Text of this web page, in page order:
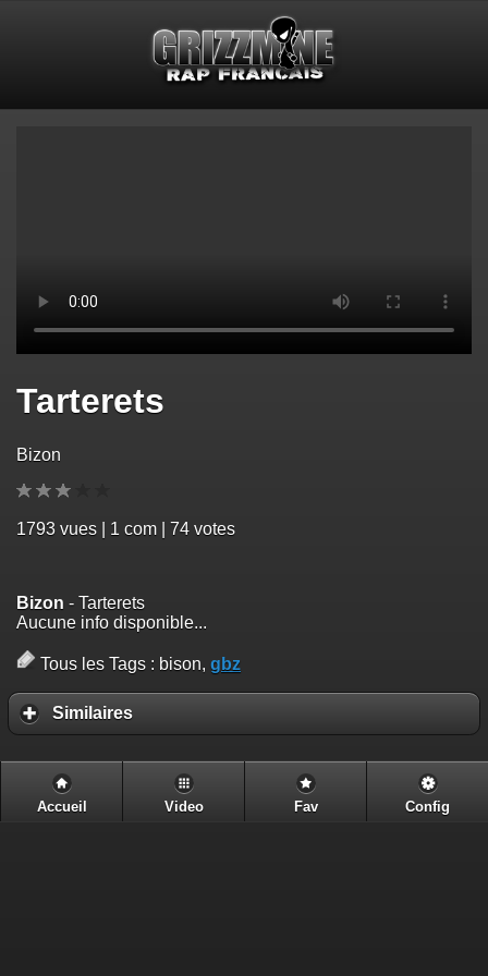
Tarterets
Bizon
1793 vues | 1 com | 74 votes
Bizon - Tarterets
Aucune info disponible...
Tous les Tags : bison, gbz
Similaires
Accueil Video Fav Config